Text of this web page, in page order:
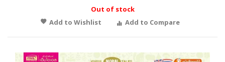
Out of stock
Add to Wishlist
Add to Compare